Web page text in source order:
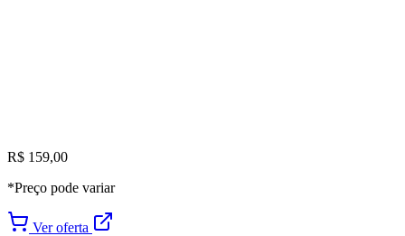
R$ 159,00
*Preço pode variar
Ver oferta